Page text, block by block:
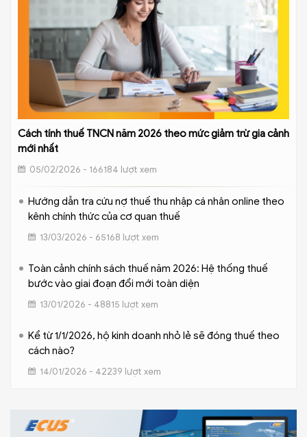
Cách tính thuế TNCN năm 2026 theo mức giảm trừ gia cảnh
mới nhất
05/02/2026 - 166184 lượt xem
Hướng dẫn tra cứu nợ thuế thu nhập cá nhân online theo
kênh chính thức của cơ quan thuế
13/03/2026 - 65168 lượt xem
Toàn cảnh chính sách thuế năm 2026: Hệ thống thuế
bước vào giai đoạn đổi mới toàn diện
13/01/2026 - 48815 lượt xem
Kể từ 1/1/2026, hộ kinh doanh nhỏ lẻ sẽ đóng thuế theo
cách nào?
14/01/2026 - 42239 lượt xem